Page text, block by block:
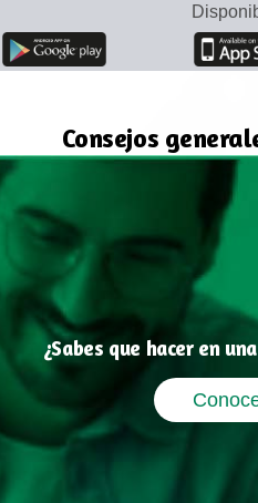
Consejos
¿Sabes que hacer en